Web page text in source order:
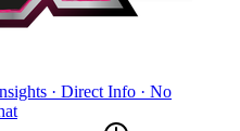
· Direct Info · No